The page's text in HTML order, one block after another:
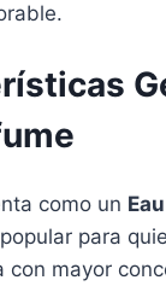
como un
para
con mayor